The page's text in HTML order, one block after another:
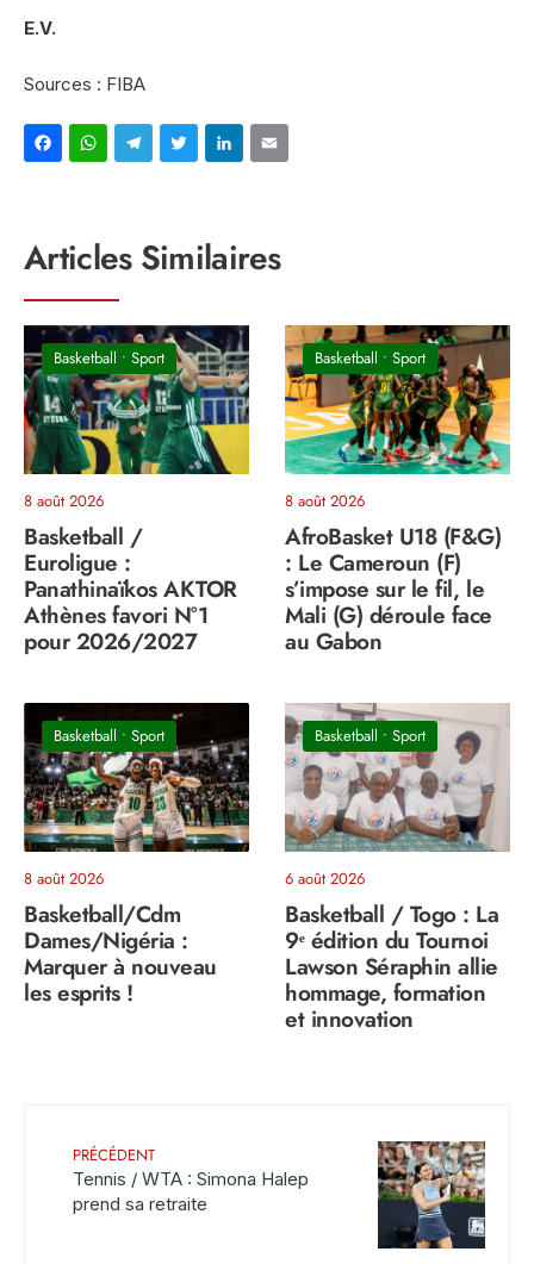
E.V.
Sources : FIBA
Facebook
WhatsApp
Telegram
Twitter
LinkedIn
Articles Similaires
Basketball • Sport
8 août 2026
Basketball /
Euroligue :
Panathinaïkos AKTOR
Athènes favori N°1
pour 2026/2027
Basketball • Sport
8 août 2026
AfroBasket U18 (F&G)
: Le Cameroun (F)
s’impose sur le fil, le
Mali (G) déroule face
au Gabon
Basketball • Sport
8 août 2026
Basketball/Cdm
Dames/Nigéria :
Marquer à nouveau
les esprits !
Basketball • Sport
6 août 2026
Basketball / Togo : La
9ᵉ édition du Tournoi
Lawson Séraphin allie
hommage, formation
et innovation
PRÉCÉDENT
Tennis / WTA : Simona Halep
prend sa retraite